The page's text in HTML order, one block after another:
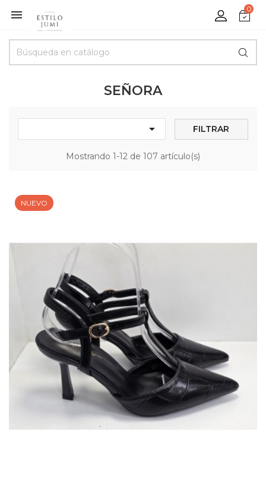
 0
SEÑORA
 FILTRAR
Mostrando 1-12 de 107 artículo(s)
NUEVO